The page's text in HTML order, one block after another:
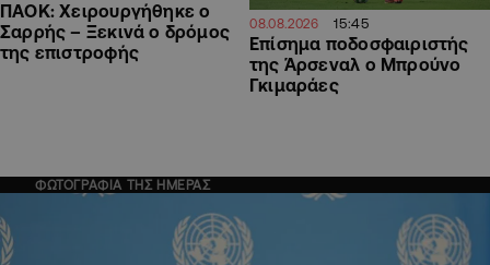
ΠΑΟΚ: Χειρουργήθηκε ο
Σαρρής – Ξεκινά ο δρόμος
της επιστροφής
08.08.2026 15:45
Επίσημα ποδοσφαιριστής
της Άρσεναλ ο Μπρούνο
Γκιμαράες
ΦΩΤΟΓΡΑΦΙΑ ΤΗΣ ΗΜΕΡΑΣ